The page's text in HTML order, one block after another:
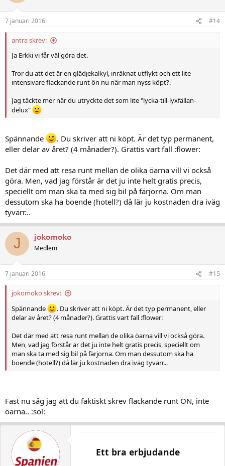
7 januari 2016 #14
antra skrev:
Ja Erkki vi får väl göra det.
Tror du att det är en glädjekalkyl, inräknat utflykt och ett lite
intensivare flackande runt ön nu när man nyss köpt?.
Jag täckte mer när du utryckte det som lite "lycka-till-lyxfällan-
delux"
Spännande
. Du skriver att ni köpt. Är det typ permanent,
eller delar av året? (4 månader?). Grattis vart fall :flower:
Det där med att resa runt mellan de olika öarna vill vi också
göra. Men, vad jag förstår är det ju inte helt gratis precis,
speciellt om man ska ta med sig bil på färjorna. Om man
dessutom ska ha boende (hotell?) då lär ju kostnaden dra iväg
tyvärr...
J jokomoko
Medlem
7 januari 2016 #15
jokomoko skrev:
Spännande
. Du skriver att ni köpt. Är det typ permanent, eller
delar av året? (4 månader?). Grattis vart fall :flower:
Det där med att resa runt mellan de olika öarna vill vi också göra.
Men, vad jag förstår är det ju inte helt gratis precis, speciellt om
man ska ta med sig bil på färjorna. Om man dessutom ska ha
boende (hotell?) då lär ju kostnaden dra iväg tyvärr...
Fast nu såg jag att du faktiskt skrev flackande runt ÖN, inte
öarna.. :sol:
Ett bra erbjudande